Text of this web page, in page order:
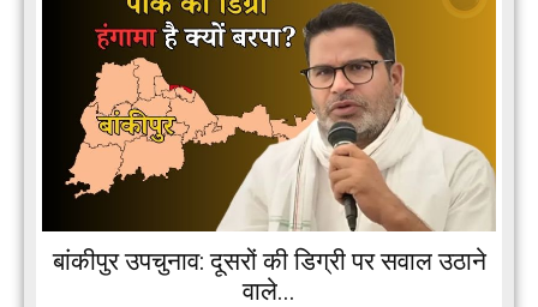
बांकीपुर उपचुनाव: दूसरों की डिग्री पर सवाल उठाने
वाले...